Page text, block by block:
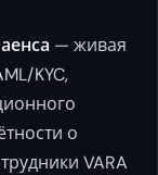
— живая
KYC,
о
VARA